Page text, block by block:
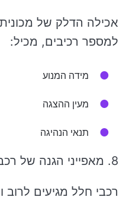
אכילה הדלק של
למספר רכיבים, מכיל:
מידה המנוע
מעין ההצגה
תנאי הנהיגה
8. מאפייני הגנה של רכבי חלל
רכבי חלל מגיעים